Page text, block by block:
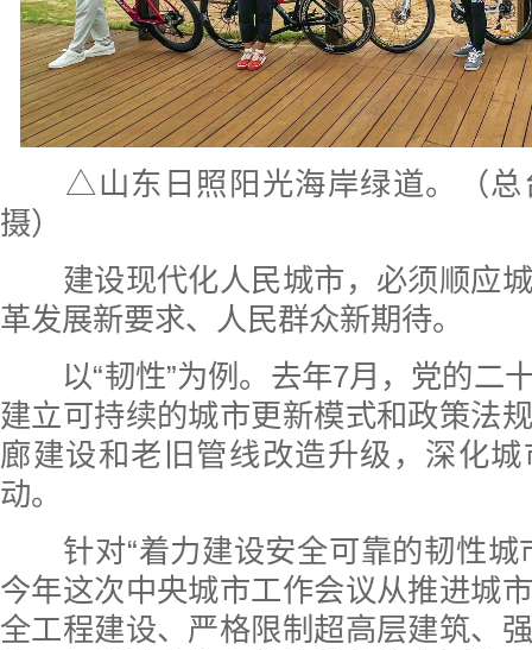
△山东日照阳光海岸绿道。（总
摄）
建设现代化人民城市，必须顺应城
革发展新要求、人民群众新期待。
以“韧性”为例。去年7月，党的二
建立可持续的城市更新模式和政策法
廊建设和老旧管线改造升级，深化
动。
针对“着力建设安全可靠的韧性城
今年这次中央城市工作会议从推进城
全工程建设、严格限制超高层建筑、